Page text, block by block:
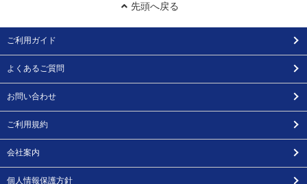
先頭へ戻る
ご利用ガイド
よくあるご質問
お問い合わせ
ご利用規約
会社案内
個人情報保護方針